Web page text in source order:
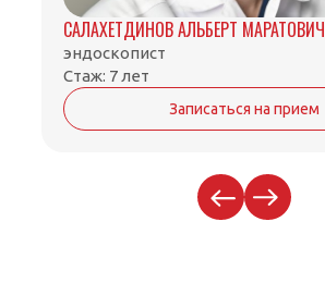
САЛАХЕТДИНОВ АЛЬБЕРТ МАРАТОВИЧ
эндоскопист
Стаж: 7 лет
Записаться на прием